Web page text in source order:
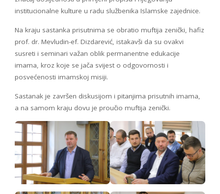
institucionalne kulture u radu službenika Islamske zajednice.
Na kraju sastanka prisutnima se obratio muftija zenički, hafiz
prof. dr. Mevludin-ef. Dizdarević, istakavši da su ovakvi
susreti i seminari važan oblik permanentne edukacije
imama, kroz koje se jača svijest o odgovornosti i
posvećenosti imamskoj misiji.
Sastanak je završen diskusijom i pitanjima prisutnih imama,
a na samom kraju dovu je proučio muftija zenički.